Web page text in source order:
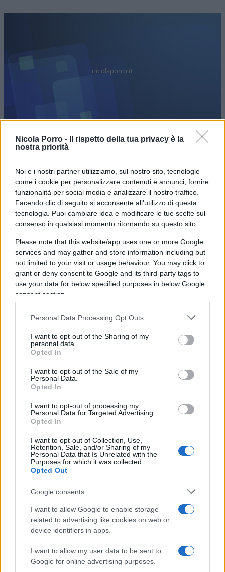
Nicola Porro -
Il rispetto della tua privacy è la
nostra priorità
Noi e i nostri partner utilizziamo, sul nostro sito, tecnologie
come i cookie per personalizzare contenuti e annunci, fornire
funzionalità per social media e analizzare il nostro traffico.
Facendo clic di seguito si acconsente all'utilizzo di questa
tecnologia. Puoi cambiare idea e modificare le tue scelte sul
consenso in qualsiasi momento ritornando su questo sito
Please note that this website/app uses one or more Google
services and may gather and store information including but
not limited to your visit or usage behaviour. You may click to
grant or deny consent to Google and its third-party tags to
use your data for below specified purposes in below Google
consent section.
Personal Data Processing Opt Outs
I want to opt-out of the Sharing of my
personal data.
Opted In
I want to opt-out of the Sale of my
Personal Data.
Opted In
I want to opt-out of processing my
Personal Data for Targeted Advertising.
Opted In
I want to opt-out of Collection, Use,
Retention, Sale, and/or Sharing of my
Personal Data that Is Unrelated with the
Purposes for which it was collected.
Opted Out
Google consents
I want to allow Google to enable storage
related to advertising like cookies on web or
device identifiers in apps.
I want to allow my user data to be sent to
Google for online advertising purposes.
nicolaporro.it
Sugar tax, l’assurda tassa grillina
di Nicola Porro
22 Novembre 2018, 16:56
“Occupazioni Casa Pound cattive,
quelle centri sociali no”. Cruciani vs
Palazzotto
14 Novembre 2018, 18:35
Cruciani: Il “ritocchino” a cani e gatti?